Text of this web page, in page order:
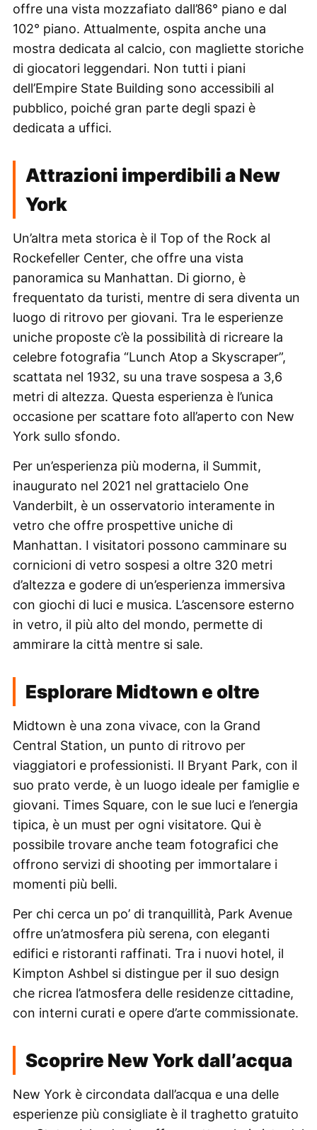
offre una vista mozzafiato dall’86° piano e dal
102° piano. Attualmente, ospita anche una
mostra dedicata al calcio, con magliette storiche
di giocatori leggendari. Non tutti i piani
dell’Empire State Building sono accessibili al
pubblico, poiché gran parte degli spazi è
dedicata a uffici.
Attrazioni imperdibili a New
York
Un’altra meta storica è il Top of the Rock al
Rockefeller Center, che offre una vista
panoramica su Manhattan. Di giorno, è
frequentato da turisti, mentre di sera diventa un
luogo di ritrovo per giovani. Tra le esperienze
uniche proposte c’è la possibilità di ricreare la
celebre fotografia “Lunch Atop a Skyscraper”,
scattata nel 1932, su una trave sospesa a 3,6
metri di altezza. Questa esperienza è l’unica
occasione per scattare foto all’aperto con New
York sullo sfondo.
Per un’esperienza più moderna, il Summit,
inaugurato nel 2021 nel grattacielo One
Vanderbilt, è un osservatorio interamente in
vetro che offre prospettive uniche di
Manhattan. I visitatori possono camminare su
cornicioni di vetro sospesi a oltre 320 metri
d’altezza e godere di un’esperienza immersiva
con giochi di luci e musica. L’ascensore esterno
in vetro, il più alto del mondo, permette di
ammirare la città mentre si sale.
Esplorare Midtown e oltre
Midtown è una zona vivace, con la Grand
Central Station, un punto di ritrovo per
viaggiatori e professionisti. Il Bryant Park, con il
suo prato verde, è un luogo ideale per famiglie e
giovani. Times Square, con le sue luci e l’energia
tipica, è un must per ogni visitatore. Qui è
possibile trovare anche team fotografici che
offrono servizi di shooting per immortalare i
momenti più belli.
Per chi cerca un po’ di tranquillità, Park Avenue
offre un’atmosfera più serena, con eleganti
edifici e ristoranti raffinati. Tra i nuovi hotel, il
Kimpton Ashbel si distingue per il suo design
che ricrea l’atmosfera delle residenze cittadine,
con interni curati e opere d’arte commissionate.
Scoprire New York dall’acqua
New York è circondata dall’acqua e una delle
esperienze più consigliate è il traghetto gratuito